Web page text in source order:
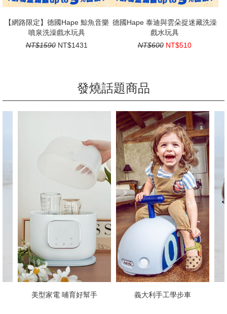
【網路限定】德國Hape 鯨魚音樂
噴泉洗澡戲水玩具
NT$1590 NT$1431
德國Hape 泰迪與雲朵捉迷藏洗澡
戲水玩具
NT$600 NT$510
發燒話題商品
義大利手工學步車 透氣揹帶 解放雙手